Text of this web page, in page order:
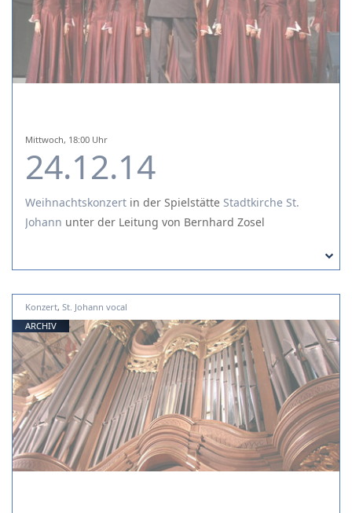
Mittwoch, 18:00 Uhr
24.12.14
Weihnachtskonzert in der Spielstätte Stadtkirche St.
Johann unter der Leitung von Bernhard Zosel
Konzert, St. Johann vocal
ARCHIV